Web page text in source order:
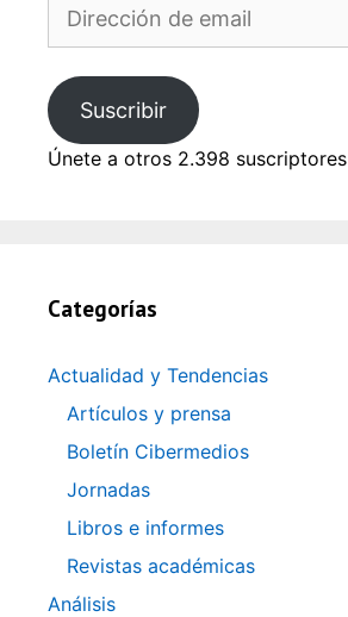
de
Suscribir
Únete a otros 2.398 suscriptores
Categorías
Actualidad y Tendencias
Artículos y prensa
Boletín Cibermedios
Jornadas
Libros e informes
Revistas académicas
Análisis